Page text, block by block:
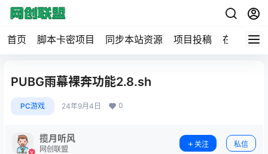
首页 脚本卡密项目 同步本站资源 项目投稿 在线工具
PUBG雨幕裸奔功能2.8.sh
PC游戏 24年9月4日 0
揽月听风
网创联盟
关注 私信